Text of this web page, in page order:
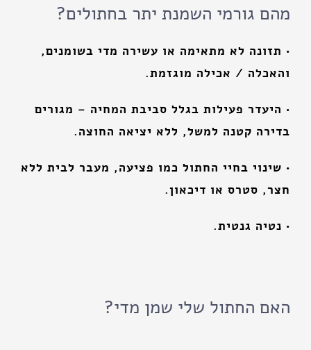
מהם גורמי השמנת יתר בחתולים?
• תזונה לא מתאימה או עשירה מדי בשומנים,
והאכלה / אכילה מוגזמת.
• היעדר פעילות בגלל סביבת המחיה – מגורים
בדירה קטנה למשל, ללא יציאה החוצה.
• שינוי בחיי החתול כמו פציעה, מעבר לבית ללא
חצר, סטרס או דיכאון.
• נטיה גנטית.
האם החתול שלי שמן מדי?